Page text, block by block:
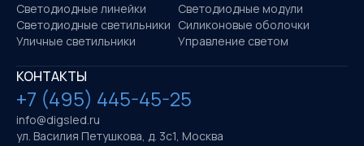
Светодиодные линейки
Светодиодные модули
Светодиодные светильники Силиконовые оболочки
Уличные светильники
Управление светом
КОНТАКТЫ
+7 (495) 445-45-25
info@digsled.ru
ул. Василия Петушкова, д. 3с1, Москва